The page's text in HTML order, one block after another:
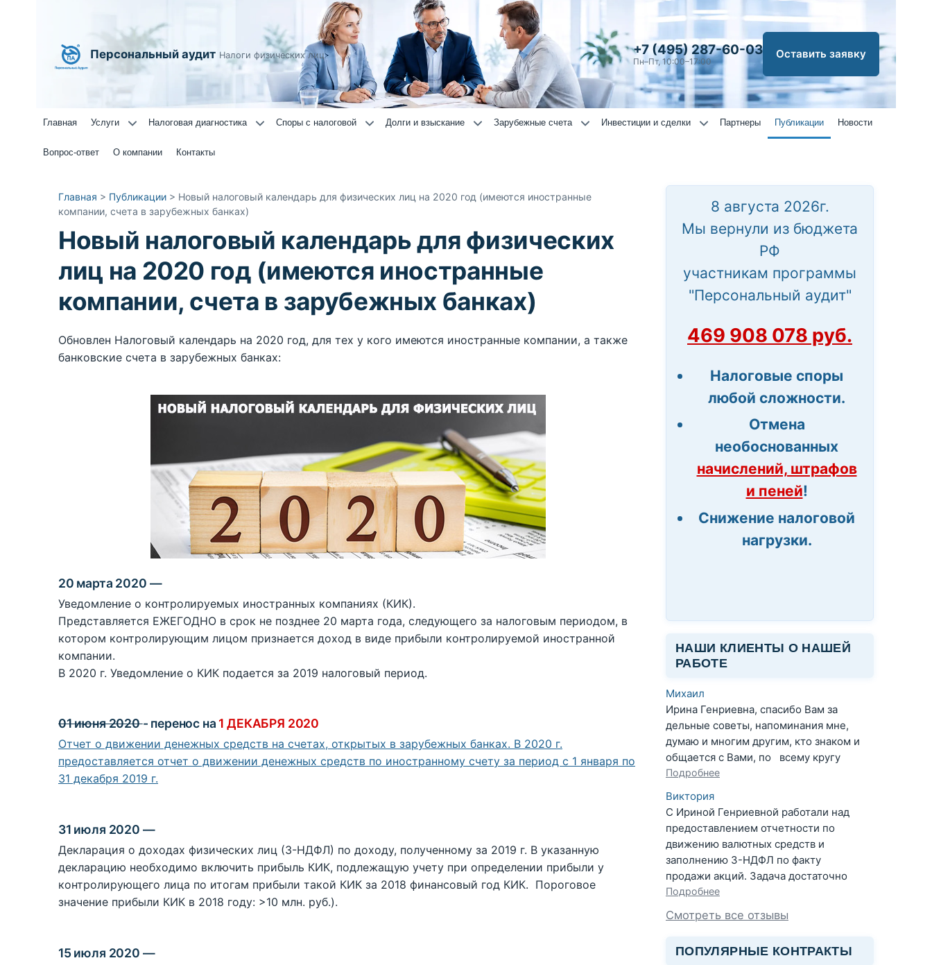
Персональный аудит Налоги физических лиц +7 (495) 287-60-03
Пн–Пт, 10:00–17:00
Оставить заявку
Главная Услуги Налоговая диагностика Споры с налоговой Долги и взыскание Зарубежные счета Инвестиции и сделки Партнеры Публикации Новости
Вопрос-ответ О компании Контакты
Главная > Публикации > Новый налоговый календарь для физических лиц на 2020 год (имеются иностранные
компании, счета в зарубежных банках)
Новый налоговый календарь для физических
лиц на 2020 год (имеются иностранные
компании, счета в зарубежных банках)
Обновлен Налоговый календарь на 2020 год, для тех у кого имеются иностранные компании, а также
банковские счета в зарубежных банках:
20 марта 2020 —
Уведомление о контролируемых иностранных компаниях (КИК).
Представляется ЕЖЕГОДНО в срок не позднее 20 марта года, следующего за налоговым периодом, в
котором контролирующим лицом признается доход в виде прибыли контролируемой иностранной
компании.
В 2020 г. Уведомление о КИК подается за 2019 налоговый период.
01 июня 2020- перенос на 1 ДЕКАБРЯ 2020
Отчет о движении денежных средств на счетах, открытых в зарубежных банках. В 2020 г.
предоставляется отчет о движении денежных средств по иностранному счету за период с 1 января по
31 декабря 2019 г.
31 июля 2020 —
Декларация о доходах физических лиц (3-НДФЛ) по доходу, полученному за 2019 г. В указанную
декларацию необходимо включить прибыль КИК, подлежащую учету при определении прибыли у
контролирующего лица по итогам прибыли такой КИК за 2018 финансовый год КИК. Пороговое
значение прибыли КИК в 2018 году: >10 млн. руб.).
15 июля 2020 —
8 августа 2026г.
Мы вернули из бюджета
РФ
участникам программы
"Персональный аудит"
469 908 078 руб.
Налоговые споры
любой сложности.
Отмена
необоснованных
начислений, штрафов
и пеней!
Снижение налоговой
нагрузки.
НАШИ КЛИЕНТЫ О НАШЕЙ
РАБОТЕ
Михаил
Ирина Генриевна, спасибо Вам за
дельные советы, напоминания мне,
думаю и многим другим, кто знаком и
общается с Вами, по всему кругу
Подробнее
Виктория
С Ириной Генриевной работали над
предоставлением отчетности по
движению валютных средств и
заполнению 3-НДФЛ по факту
продажи акций. Задача достаточно
Подробнее
Смотреть все отзывы
ПОПУЛЯРНЫЕ КОНТРАКТЫ